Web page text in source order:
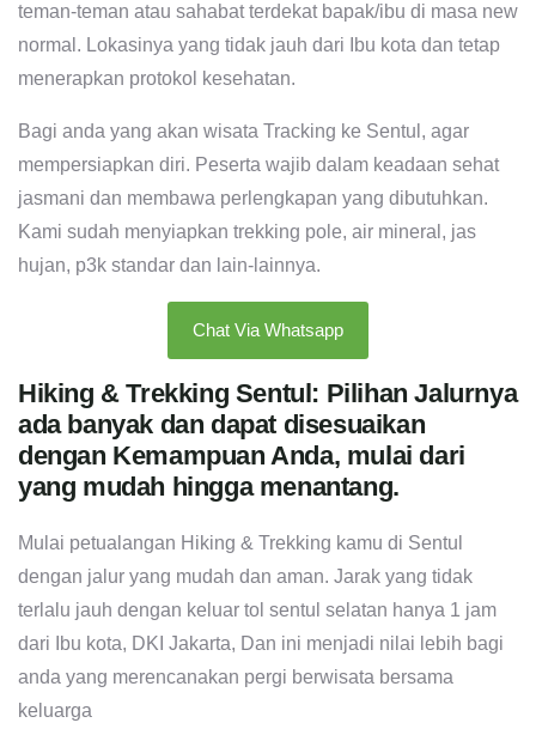
teman-teman atau sahabat terdekat bapak/ibu di masa new
normal. Lokasinya yang tidak jauh dari Ibu kota dan tetap
menerapkan protokol kesehatan.
Bagi anda yang akan wisata Tracking ke Sentul, agar
mempersiapkan diri. Peserta wajib dalam keadaan sehat
jasmani dan membawa perlengkapan yang dibutuhkan.
Kami sudah menyiapkan trekking pole, air mineral, jas
hujan, p3k standar dan lain-lainnya.
Chat Via Whatsapp
Hiking & Trekking Sentul: Pilihan Jalurnya
ada banyak dan dapat disesuaikan
dengan Kemampuan Anda, mulai dari
yang mudah hingga menantang.
Mulai petualangan Hiking & Trekking kamu di Sentul
dengan jalur yang mudah dan aman. Jarak yang tidak
terlalu jauh dengan keluar tol sentul selatan hanya 1 jam
dari Ibu kota, DKI Jakarta, Dan ini menjadi nilai lebih bagi
anda yang merencanakan pergi berwisata bersama
keluarga